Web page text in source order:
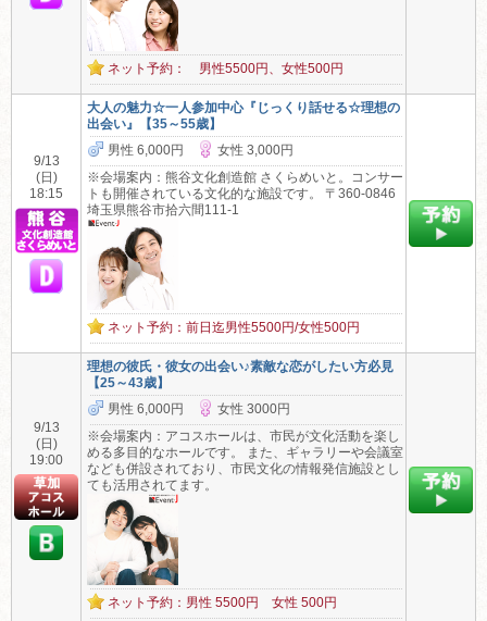
ネット予約： 男性5500円、女性500円
9/13
(日)
18:15
大人の魅力☆一人参加中心『じっくり話せる☆理想の
出会い』【35～55歳】
男性 6,000円
女性 3,000円
※会場案内：熊谷文化創造館 さくらめいと。コンサー
トも開催されている文化的な施設です。 〒360-0846
埼玉県熊谷市拾六間111-1
ネット予約：前日迄男性5500円/女性500円
9/13
(日)
19:00
理想の彼氏・彼女の出会い♪素敵な恋がしたい方必見
【25～43歳】
男性 6,000円
女性 3000円
※会場案内：アコスホールは、市民が文化活動を楽し
める多目的なホールです。 また、ギャラリーや会議室
なども併設されており、市民文化の情報発信施設とし
ても活用されてます。
ネット予約：男性 5500円 女性 500円